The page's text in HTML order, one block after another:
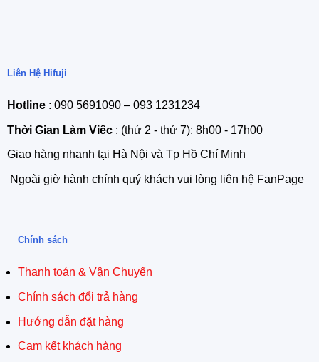
Liên Hệ Hifuji
Hotline: 090 5691090 – 093 1231234
Thời Gian Làm Viêc: (thứ 2 - thứ 7): 8h00 - 17h00
Giao hàng nhanh tại Hà Nội và Tp Hồ Chí Minh
Ngoài giờ hành chính quý khách vui lòng liên hệ FanPage
Chính sách
Thanh toán & Vận Chuyển
Chính sách đổi trả hàng
Hướng dẫn đặt hàng
Cam kết khách hàng